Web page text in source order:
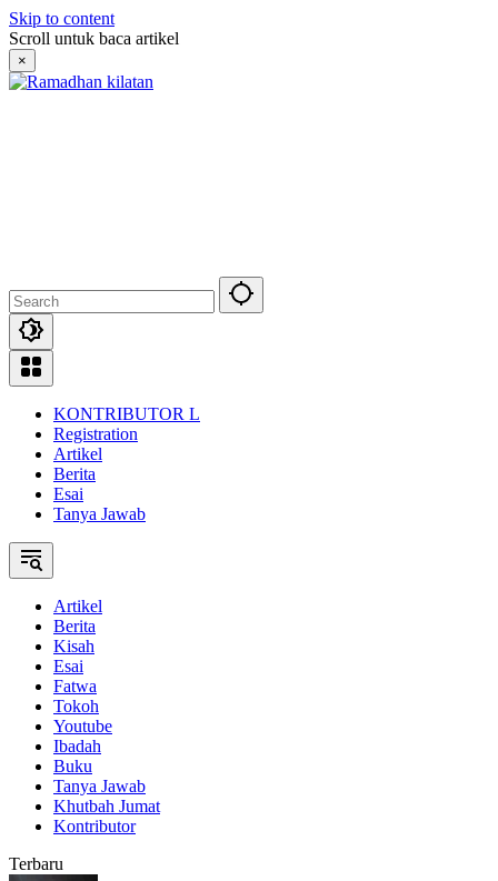
Skip to content
Scroll untuk baca artikel
×
KONTRIBUTOR L
Registration
Artikel
Berita
Esai
Tanya Jawab
Artikel
Berita
Kisah
Esai
Fatwa
Tokoh
Youtube
Ibadah
Buku
Tanya Jawab
Khutbah Jumat
Kontributor
Terbaru